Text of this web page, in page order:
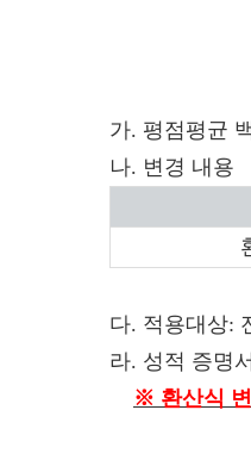
가. 평점평균
나. 변경 내용
다. 적용대상:
라. 성적 증명
※ 환산식